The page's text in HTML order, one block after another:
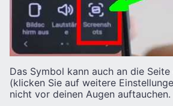
Das Symbol kann auch an die
(klicken Sie auf weitere
nicht vor deinen Augen auftauchen.